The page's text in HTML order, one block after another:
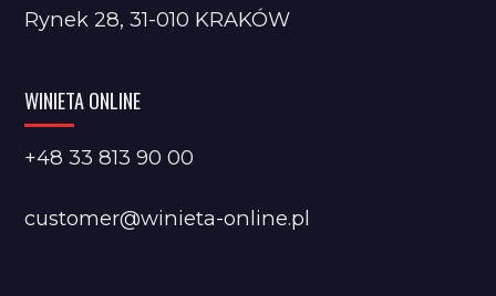
Rynek 28, 31-010 KRAKÓW
WINIETA ONLINE
+48 33 813 90 00
customer@winieta-online.pl